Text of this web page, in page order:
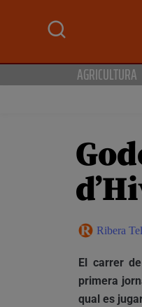
AGRICULTURA
Ribera
El carrer
primera
qual es